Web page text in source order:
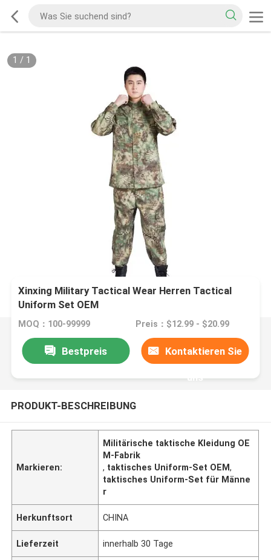
1 / 1
Xinxing Military Tactical Wear Herren Tactical
Uniform Set OEM
MOQ：100-99999 Preis：$12.99 - $20.99
Bestpreis Kontaktieren Sie
uns
PRODUKT-BESCHREIBUNG
Markieren:
Militärische taktische Kleidung OE
M-Fabrik
, taktisches Uniform-Set OEM,
taktisches Uniform-Set für Männe
r
Herkunftsort CHINA
Lieferzeit innerhalb 30 Tage